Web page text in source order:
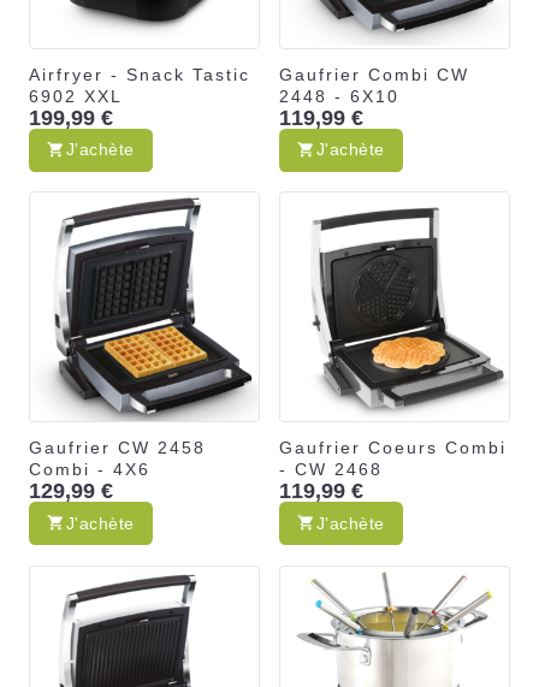
Airfryer - Snack Tastic
6902 XXL
199,99 €
J'achète
Gaufrier Combi CW
2448 - 6X10
119,99 €
J'achète
Gaufrier CW 2458
Combi - 4X6
129,99 €
J'achète
Gaufrier Coeurs Combi
- CW 2468
119,99 €
J'achète